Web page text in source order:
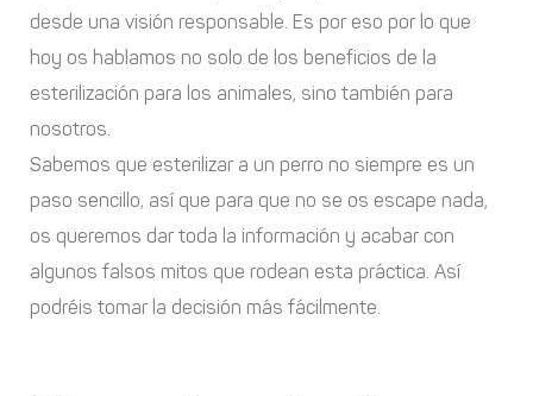
desde una visión responsable. Es por eso por lo que
hoy os hablamos no solo de los beneficios de la
esterilización para los animales, sino también para
nosotros.
Sabemos que esterilizar a un perro no siempre es un
paso sencillo, así que para que no se os escape nada,
os queremos dar toda la información y acabar con
algunos falsos mitos que rodean esta práctica. Así
podréis tomar la decisión más fácilmente.